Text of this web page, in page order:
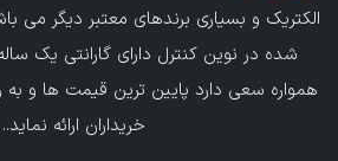
الکتریک و بسیاری برندهای معتبر دیگر می
شده در نوین کنترل دارای گارانتی یک
همواره سعی دارد پایین ترین قیمت ها و به
خریداران ارائه نماید..